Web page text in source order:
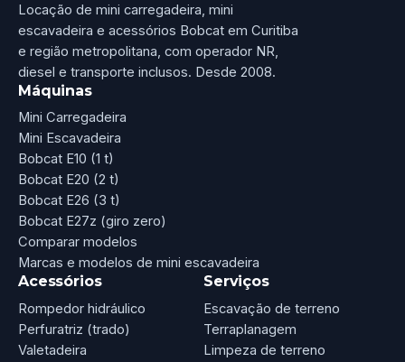
Locação de mini carregadeira, mini
escavadeira e acessórios Bobcat em Curitiba
e região metropolitana, com operador NR,
diesel e transporte inclusos. Desde 2008.
Máquinas
Mini Carregadeira
Mini Escavadeira
Bobcat E10 (1 t)
Bobcat E20 (2 t)
Bobcat E26 (3 t)
Bobcat E27z (giro zero)
Comparar modelos
Marcas e modelos de mini escavadeira
Acessórios
Rompedor hidráulico
Perfuratriz (trado)
Valetadeira
Serviços
Escavação de terreno
Terraplanagem
Limpeza de terreno